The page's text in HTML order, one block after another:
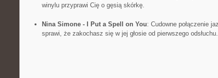
winylu przyprawi⁢ Cię​ o gęsią skórkę.
Nina Simone -⁢ I Put a Spell on You: Cudowne połączenie
sprawi, że⁢ zakochasz‍ się w ‌jej głosie od pierwszego odsłuchu.